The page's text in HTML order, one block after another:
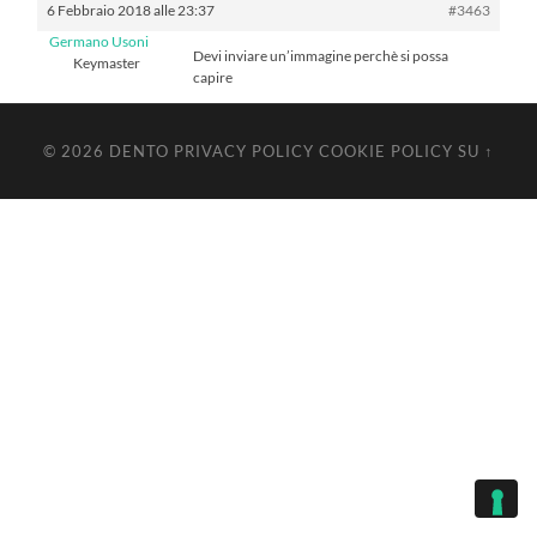
6 Febbraio 2018 alle 23:37
#3463
Germano Usoni
Keymaster
Devi inviare un’immagine perchè si possa
capire
© 2026 DENTO PRIVACY POLICY COOKIE POLICY SU ↑